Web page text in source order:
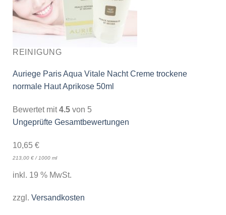
REINIGUNG
Auriege Paris Aqua Vitale Nacht Creme trockene
normale Haut Aprikose 50ml
Bewertet mit4.5von 5
Ungeprüfte Gesamtbewertungen
10,65 €
213,00 €/ 1000 ml
inkl. 19 % MwSt.
zzgl. Versandkosten